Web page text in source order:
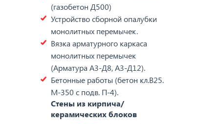
(газобетон Д500)
Устройство сборной опалубки
монолитных перемычек.
Вязка арматурного каркаса
монолитных перемычек
(Арматура А3-Д8, А3-Д12).
Бетонные работы (бетон кл.В25.
М-350 с подв. П-4).
Стены из кирпича/
керамических блоков